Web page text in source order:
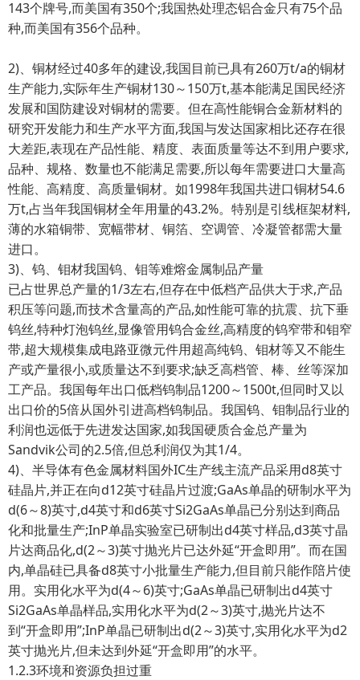
143个牌号,而美国有350个;我国热处理态铝合金只有75个品
种,而美国有356个品种。
2)、铜材经过40多年的建设,我国目前已具有260万t/a的铜材
生产能力,实际年生产铜材130～150万t,基本能满足国民经济
发展和国防建设对铜材的需要。但在高性能铜合金新材料的
研究开发能力和生产水平方面,我国与发达国家相比还存在很
大差距,表现在产品性能、精度、表面质量等达不到用户要求,
品种、规格、数量也不能满足需要,所以每年需要进口大量高
性能、高精度、高质量铜材。如1998年我国共进口铜材54.6
万t,占当年我国铜材全年用量的43.2%。特别是引线框架材料,
薄的水箱铜带、宽幅带材、铜箔、空调管、冷凝管都需大量
进口。
3)、钨、钼材我国钨、钼等难熔金属制品产量
已占世界总产量的1/3左右,但存在中低档产品供大于求,产品
积压等问题,而技术含量高的产品,如性能可靠的抗震、抗下垂
钨丝,特种灯泡钨丝,显像管用钨合金丝,高精度的钨窄带和钼窄
带,超大规模集成电路亚微元件用超高纯钨、钼材等又不能生
产或产量很小,或质量达不到要求;缺乏高档管、棒、丝等深加
工产品。我国每年出口低档钨制品1200～1500t,但同时又以
出口价的5倍从国外引进高档钨制品。我国钨、钼制品行业的
利润也远低于先进发达国家,如我国硬质合金总产量为
Sandvik公司的2.5倍,但总利润仅为其1/4。
4)、半导体有色金属材料国外IC生产线主流产品采用d8英寸
硅晶片,并正在向d12英寸硅晶片过渡;GaAs单晶的研制水平为
d(6～8)英寸,d4英寸和d6英寸Si2GaAs单晶已分别达到商品
化和批量生产;InP单晶实验室已研制出d4英寸样品,d3英寸晶
片达商品化,d(2～3)英寸抛光片已达外延“开盒即用”。而在国
内,单晶硅已具备d8英寸小批量生产能力,但目前只能作陪片使
用。实用化水平为d(4～6)英寸;GaAs单晶已研制出d4英寸
Si2GaAs单晶样品,实用化水平为d(2～3)英寸,抛光片达不
到“开盒即用”;InP单晶已研制出d(2～3)英寸,实用化水平为d2
英寸抛光片,但未达到外延“开盒即用”的水平。
1.2.3环境和资源负担过重